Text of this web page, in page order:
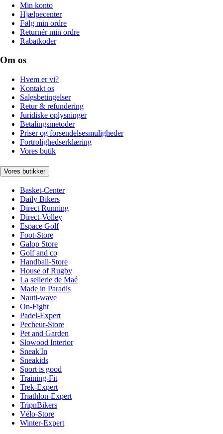
Min konto
Hjælpecenter
Følg min ordre
Returnér min ordre
Rabatkoder
Om os
Hvem er vi?
Kontakt os
Salgsbetingelser
Retur & refundering
Juridiske oplysninger
Betalingsmetoder
Priser og forsendelsesmuligheder
Fortrolighedserklæring
Vores butik
Vores butikker
Basket-Center
Daily Bikers
Direct Running
Direct-Volley
Espace Golf
Foot-Store
Galop Store
Golf and co
Handball-Store
House of Rugby
La sellerie de Maé
Made in Paradis
Nauti-wave
On-Fight
Padel-Expert
Pecheur-Store
Pet and Garden
Slowood Interior
Sneak'In
Sneakids
Sport is good
Training-Fit
Trek-Expert
Triathlon-Expert
TripnBikers
Vélo-Store
Winter-Expert